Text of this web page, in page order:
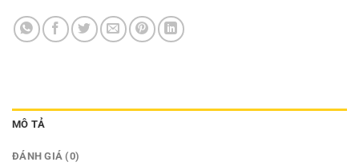
MÔ TẢ
ĐÁNH GIÁ (0)